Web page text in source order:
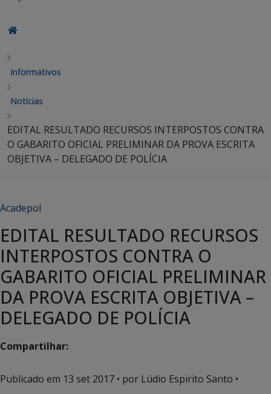
Informativos
Notícias
EDITAL RESULTADO RECURSOS INTERPOSTOS CONTRA
O GABARITO OFICIAL PRELIMINAR DA PROVA ESCRITA
OBJETIVA – DELEGADO DE POLÍCIA
Acadepol
EDITAL RESULTADO RECURSOS
INTERPOSTOS CONTRA O
GABARITO OFICIAL PRELIMINAR
DA PROVA ESCRITA OBJETIVA –
DELEGADO DE POLÍCIA
Compartilhar:
Publicado em 13 set 2017 • por Lúdio Espirito Santo •